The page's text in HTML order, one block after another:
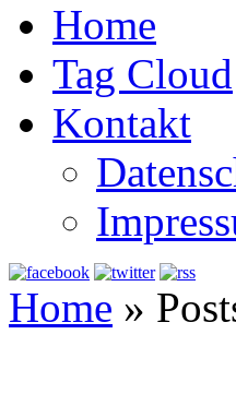
Home
Tag Cloud
Kontakt
Home »